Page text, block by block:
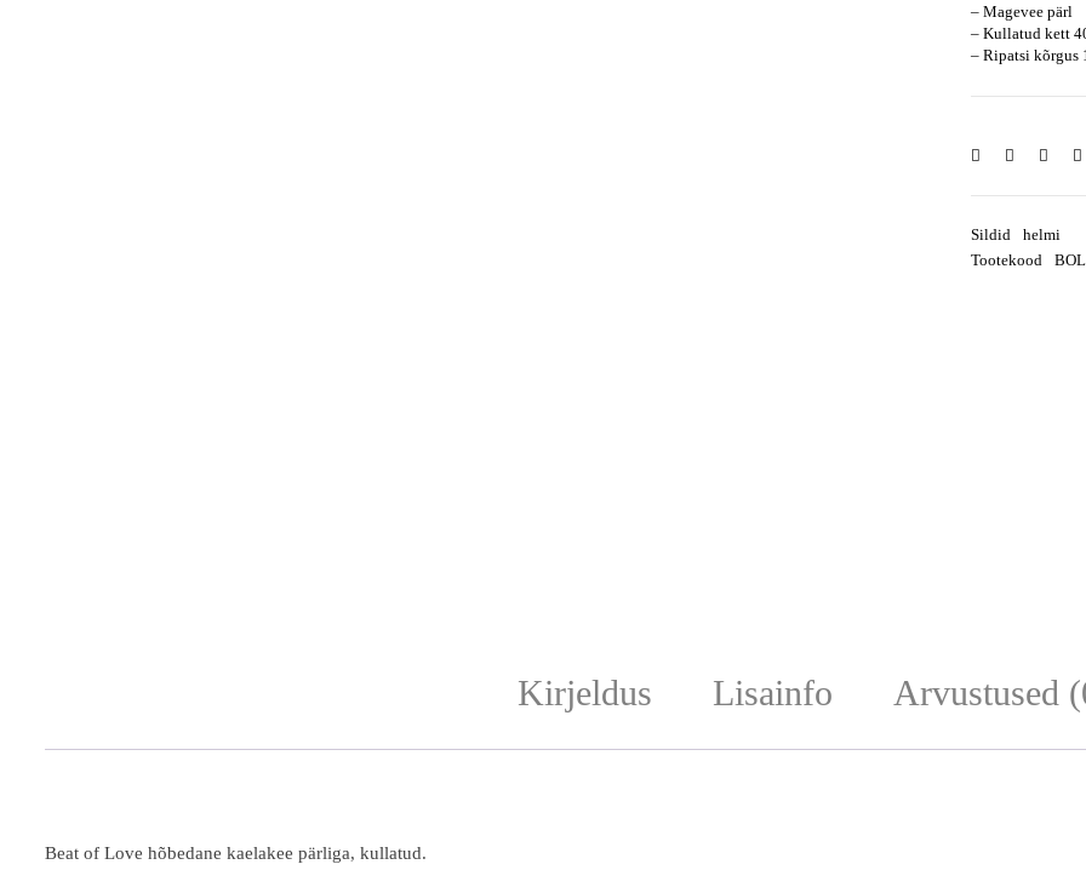
– Magevee pärl
– Kullatud kett
– Ripatsi kõrgus
Sildid
helmi
Tootekood
Kirjeldus Lisainfo Arvustused
Beat of Love hõbedane kaelakee pärliga, kullatud.